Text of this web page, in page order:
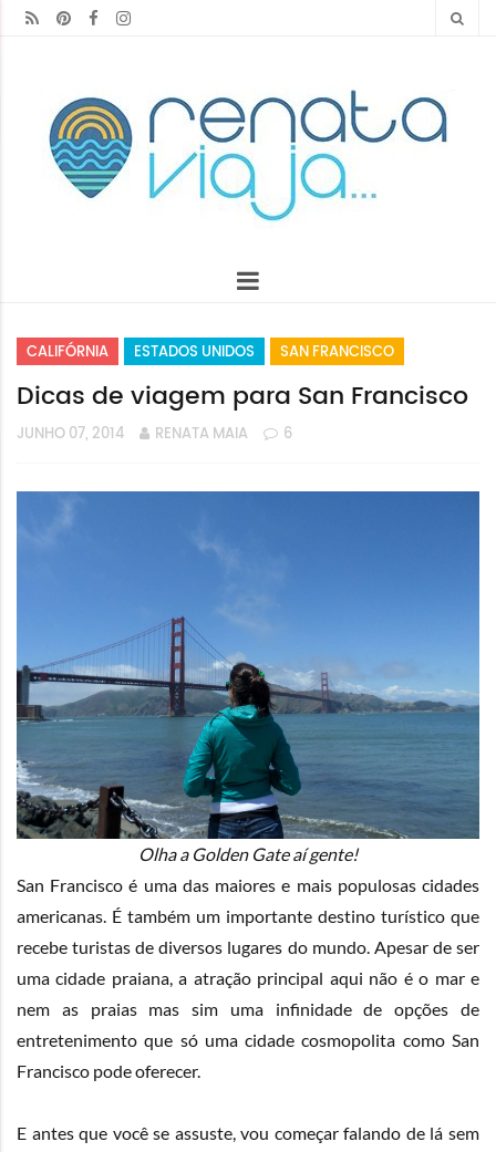
CALIFÓRNIA ESTADOS UNIDOS SAN FRANCISCO
Dicas de viagem para San Francisco
JUNHO 07, 2014 RENATA MAIA 6
Olha a Golden Gate aí gente!
San Francisco é uma das maiores e mais populosas cidades
americanas. É também um importante destino turístico que
recebe turistas de diversos lugares do mundo. Apesar de ser
uma cidade praiana, a atração principal aqui não é o mar e
nem as praias mas sim uma infinidade de opções de
entretenimento que só uma cidade cosmopolita como San
Francisco pode oferecer.
E antes que você se assuste, vou começar falando de lá sem